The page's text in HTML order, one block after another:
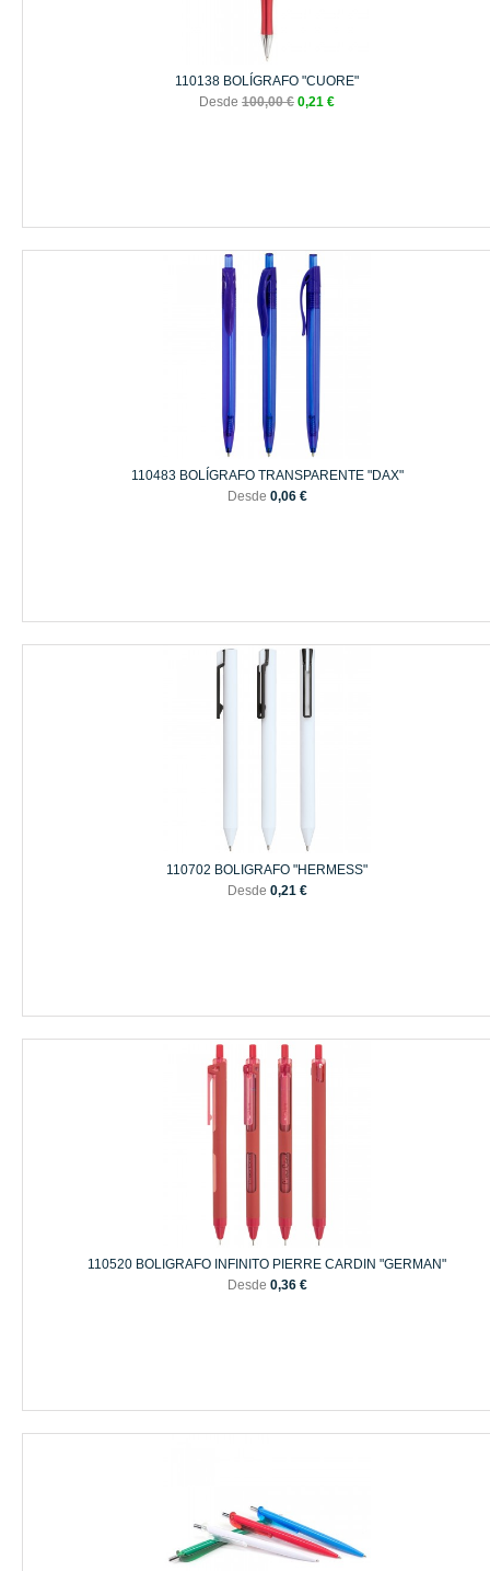
110138 BOLÍGRAFO "CUORE"
Desde 100,00 € 0,21 €
110483 BOLÍGRAFO TRANSPARENTE "DAX"
Desde 0,06 €
110702 BOLIGRAFO "HERMESS"
Desde 0,21 €
110520 BOLIGRAFO INFINITO PIERRE CARDIN "GERMAN"
Desde 0,36 €